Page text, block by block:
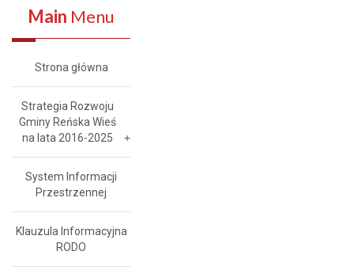
Main Menu
Strona główna
Strategia Rozwoju
Gminy Reńska Wieś
na lata 2016-2025
System Informacji
Przestrzennej
Klauzula Informacyjna
RODO